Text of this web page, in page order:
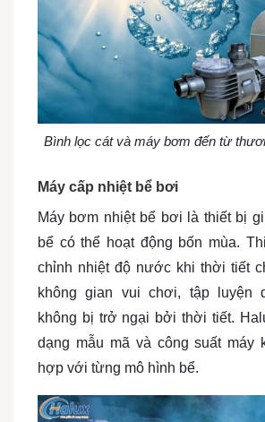
Bình lọc cát và máy bơm đến từ
Máy cấp nhiệt bể bơi
Máy bơm nhiệt bể bơi là thiết bị
bể có thể hoạt động bốn mùa.
chỉnh nhiệt độ nước khi thời tiết
không gian vui chơi, tập luyện
không bị trở ngại bởi thời tiết.
dạng mẫu mã và công suất máy
hợp với từng mô hình bể.